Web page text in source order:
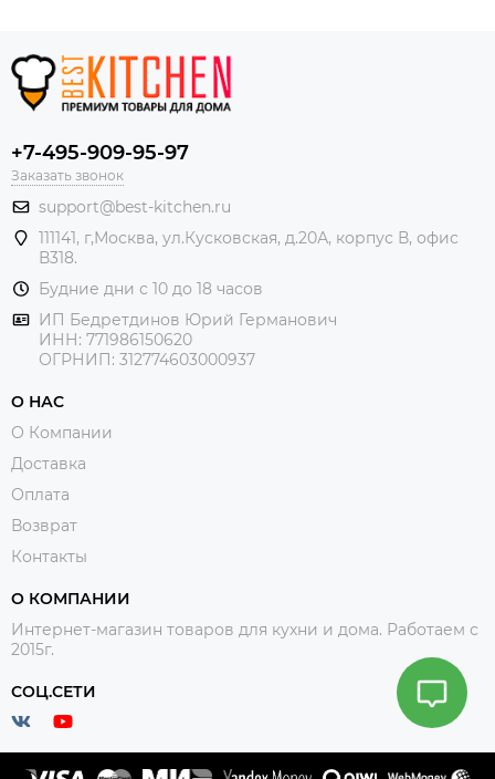
+7-495-909-95-97
Заказать звонок
support@best-kitchen.ru
111141, г,Москва, ул.Кусковская, д.20А, корпус В, офис
В318.
Будние дни с 10 до 18 часов
ИП Бедретдинов Юрий Германович
ИНН: 771986150620
ОГРНИП: 312774603000937
О НАС
О Компании
Доставка
Оплата
Возврат
Контакты
О КОМПАНИИ
Интернет-магазин товаров для кухни и дома. Работаем с
2015г.
СОЦ.СЕТИ